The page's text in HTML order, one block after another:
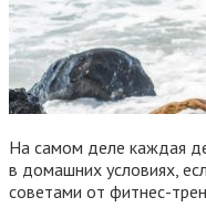
На самом деле каждая
в домашних условиях,
советами от фитнес-